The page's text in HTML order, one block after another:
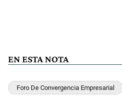
EN ESTA NOTA
Foro De Convergencia Empresarial